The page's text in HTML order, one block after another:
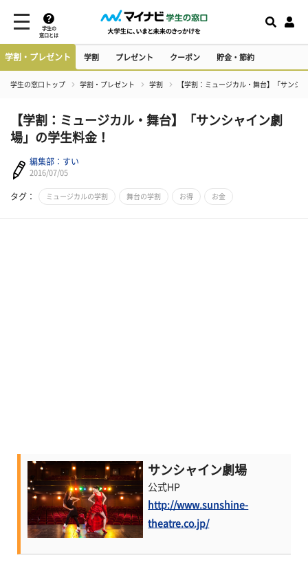
学生の
窓口とは
学割・プレゼント 学割 プレゼント クーポン 貯金・節約
学生の窓口トップ 学割・プレゼント 学割 【学割：ミュージカル・舞台】「サンシ
【学割：ミュージカル・舞台】「サンシャイン劇
場」の学生料金！
編集部：すい
2016/07/05
タグ： ミュージカルの学割 舞台の学割 お得 お金
サンシャイン劇場
公式HP
http://www.sunshine-
theatre.co.jp/